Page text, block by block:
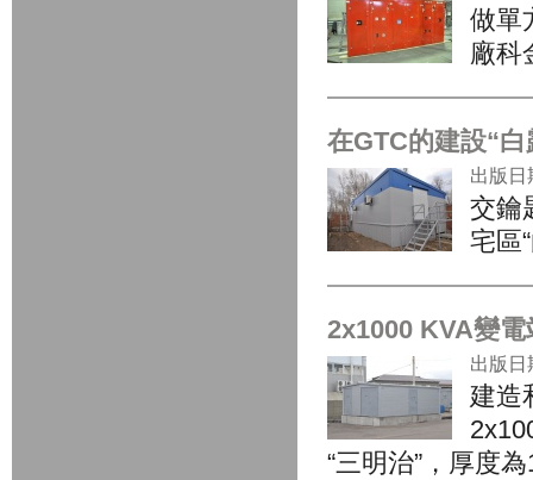
做單
廠科
在GTC的建設“白
出版日
交鑰
宅區
2x1000 KVA變
出版日
建造
“三明治”，厚度